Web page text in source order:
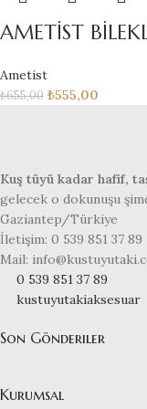
AMETİST
Ametist
₺655,00 ₺555,00
Kuş tüyü kadar hafif,
gelecek o dokunuşu
Gaziantep/Türkiye
İletişim: 0 539 851 37 89
Mail:
0 539 851 37 89
kustuyutakiaksesuar
Son Gönderiler
Kurumsal